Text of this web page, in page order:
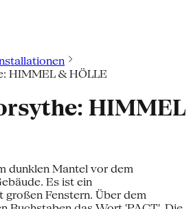
HIMMEL & HÖLLE
HIMMEL